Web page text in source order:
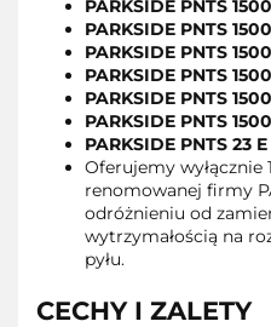
PARKSIDE PNTS
PARKSIDE PNTS
PARKSIDE PNTS
PARKSIDE PNTS
PARKSIDE PNTS
PARKSIDE PNTS
PARKSIDE PNTS 23 E
Oferujemy
renomowanej firmy
odróżnieniu od
wytrzymałością na
pyłu.
CECHY I ZALETY